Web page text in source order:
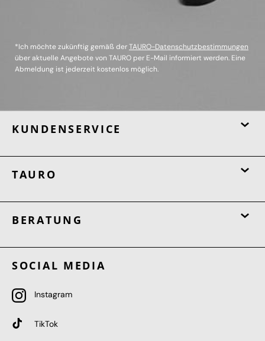
*Ich möchte zukünftig gemäß derTAURO-Datenschutzbestimmungen
über aktuelle Angebote von TAURO per E-Mail informiert werden. Eine
Abmeldung ist jederzeit kostenlos möglich.
KUNDENSERVICE
TAURO
BERATUNG
SOCIAL MEDIA
Instagram
TikTok